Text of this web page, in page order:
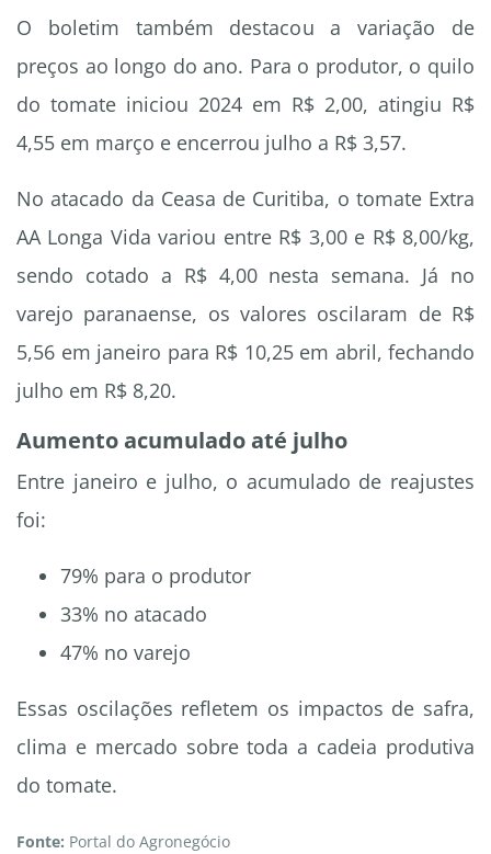
O boletim também destacou a variação de
preços ao longo do ano. Para o produtor, o quilo
do tomate iniciou 2024 em R$ 2,00, atingiu R$
4,55 em março e encerrou julho a R$ 3,57.
No atacado da Ceasa de Curitiba, o tomate Extra
AA Longa Vida variou entre R$ 3,00 e R$ 8,00/kg,
sendo cotado a R$ 4,00 nesta semana. Já no
varejo paranaense, os valores oscilaram de R$
5,56 em janeiro para R$ 10,25 em abril, fechando
julho em R$ 8,20.
Aumento acumulado até julho
Entre janeiro e julho, o acumulado de reajustes
foi:
79% para o produtor
33% no atacado
47% no varejo
Essas oscilações refletem os impactos de safra,
clima e mercado sobre toda a cadeia produtiva
do tomate.
Fonte: Portal do Agronegócio